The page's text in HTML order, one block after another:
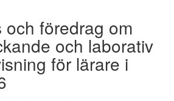
och föredrag om
och laborativ
för lärare i